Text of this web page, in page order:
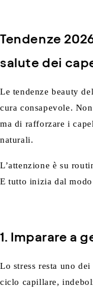
Tendenze
salute dei
Le tendenze beauty
cura consapevole.
ma di rafforzare i
naturali.
L’attenzione è su
E tutto inizia dal
1. Imparare a
Lo stress resta uno
ciclo capillare,